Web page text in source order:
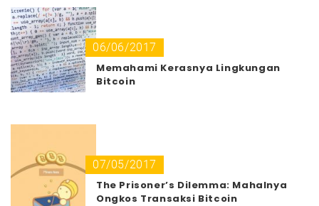
06/06/2017
Memahami Kerasnya Lingkungan
Bitcoin
07/05/2017
The Prisoner’s Dilemma: Mahalnya
Ongkos Transaksi Bitcoin